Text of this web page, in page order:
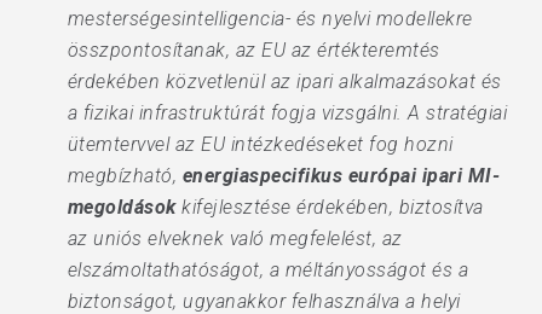
mesterségesintelligencia- és nyelvi modellekre
összpontosítanak, az EU az értékteremtés
érdekében közvetlenül az ipari alkalmazásokat és
a fizikai infrastruktúrát fogja vizsgálni. A stratégiai
ütemtervvel az EU intézkedéseket fog hozni
megbízható, energiaspecifikus európai ipari MI-
megoldásokkifejlesztése érdekében, biztosítva
az uniós elveknek való megfelelést, az
elszámoltathatóságot, a méltányosságot és a
biztonságot, ugyanakkor felhasználva a helyi